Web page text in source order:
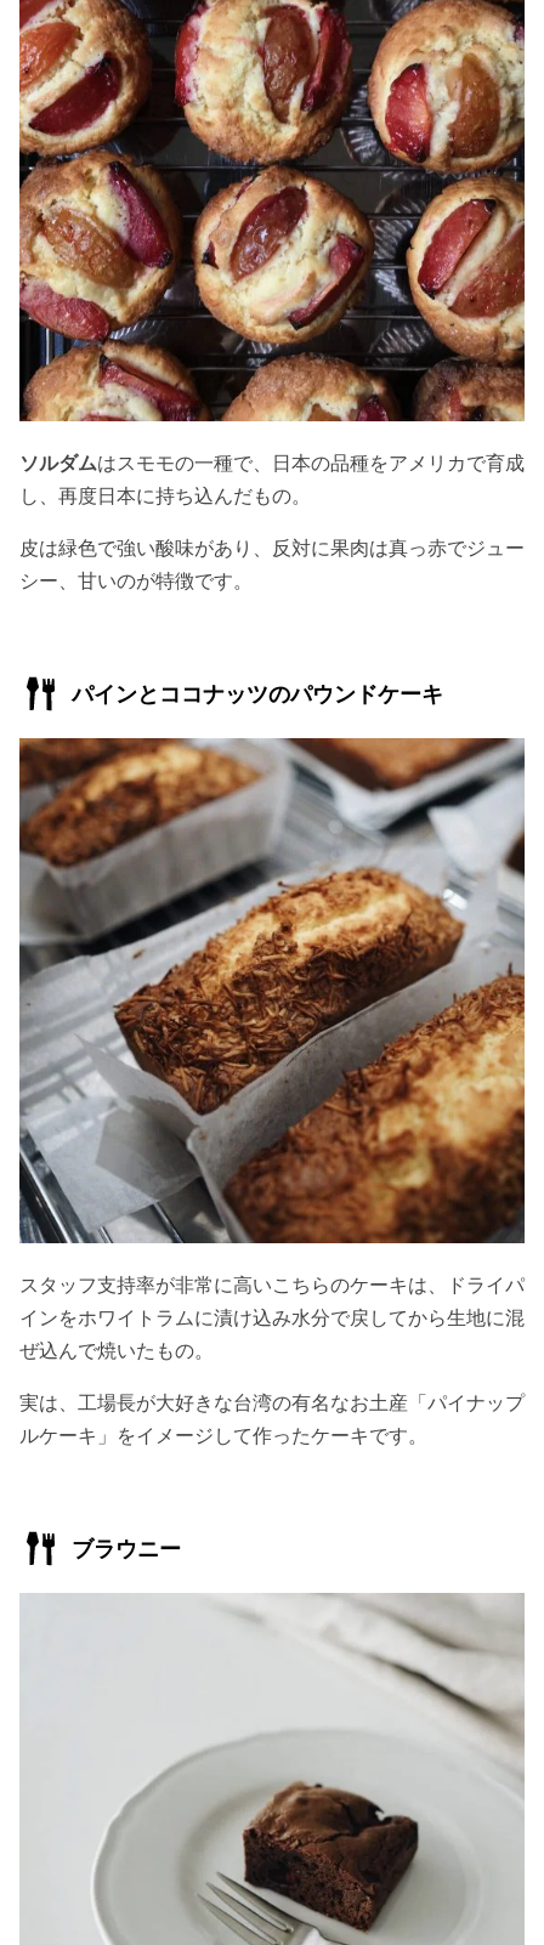
ソルダムはスモモの一種で、日本の品種をアメリカで育成
し、再度日本に持ち込んだもの。
皮は緑色で強い酸味があり、反対に果肉は真っ赤でジュー
シー、甘いのが特徴です。
パインとココナッツのパウンドケーキ
スタッフ支持率が非常に高いこちらのケーキは、ドライパ
インをホワイトラムに漬け込み水分で戻してから生地に混
ぜ込んで焼いたもの。
実は、工場長が大好きな台湾の有名なお土産「パイナップ
ルケーキ」をイメージして作ったケーキです。
ブラウニー